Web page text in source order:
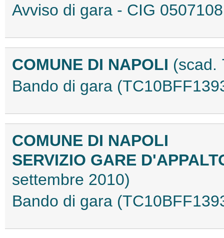
Avviso di gara - CIG
COMUNE DI NAPOLI (scad.
Bando di gara
COMUNE DI NAPOLI
SERVIZIO GARE
settembre 2010)
Bando di gara